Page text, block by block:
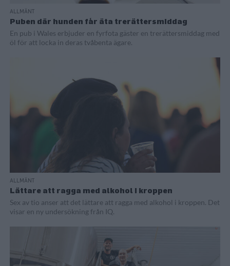
ALLMÄNT
Puben där hunden får äta trerättersmiddag
En pub i Wales erbjuder en fyrfota gäster en trerättersmiddag med
öl för att locka in deras tvåbenta ägare.
ALLMÄNT
Lättare att ragga med alkohol i kroppen
Sex av tio anser att det lättare att ragga med alkohol i kroppen. Det
visar en ny undersökning från IQ.